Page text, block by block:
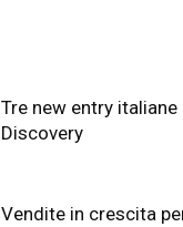
Tre new entry
Discovery
Vendite in crescita